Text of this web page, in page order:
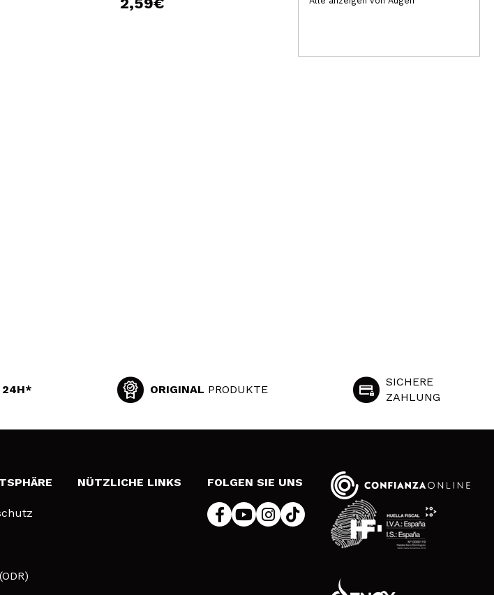
24H* ORIGINAL PRODUKTE
SICHERE
ZAHLUNG
NÜTZLICHE LINKS FOLGEN SIE UNS